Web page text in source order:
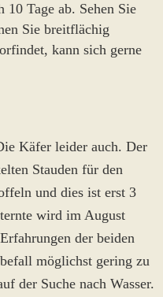
Tage ab. Sehen Sie
Sie breitflächig
kann sich gerne
Käfer leider auch. Der
Stauden für den
und dies ist erst 3
wird im August
der beiden
möglichst gering zu
der Suche nach Wasser.